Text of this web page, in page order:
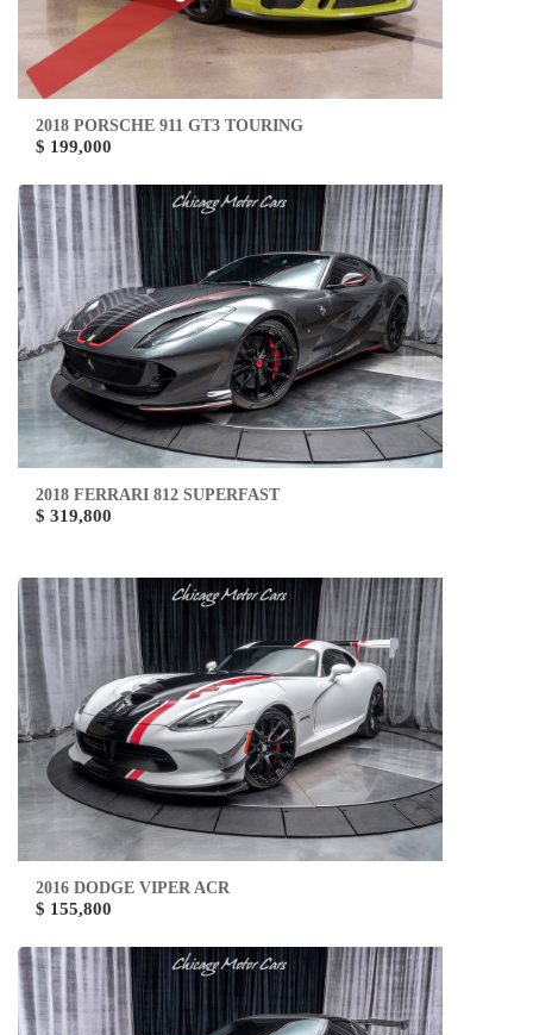
2018 PORSCHE 911 GT3 TOURING
$ 199,000
2018 FERRARI 812 SUPERFAST
$ 319,800
2016 DODGE VIPER ACR
$ 155,800